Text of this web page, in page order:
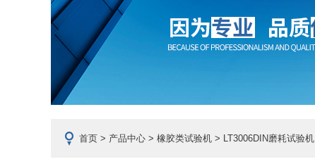
首页 > 产品中心 > 橡胶类试验机 > LT3006DIN磨耗试验机